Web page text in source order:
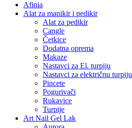
Afinia
Alat za manikir i pedikir
Alat za pedikir
Cangle
Četkice
Dodatna oprema
Makaze
Nastavci za El. turpiju
Nastavci za električnu turpiju
Pincete
Pogurivači
Rukavice
Turpije
Art Nail Gel Lak